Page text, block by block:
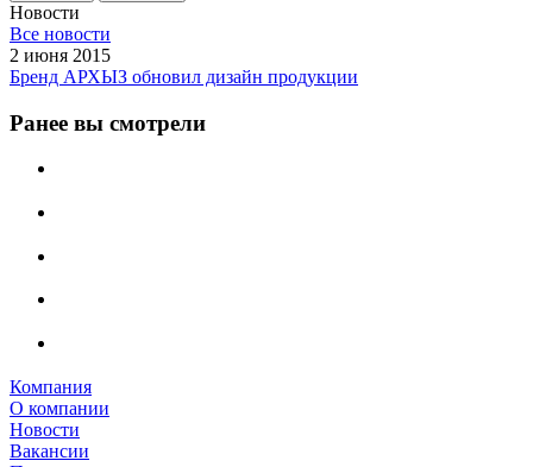
Новости
Все новости
2 июня 2015
Бренд АРХЫЗ обновил дизайн продукции
Ранее вы смотрели
Компания
О компании
Новости
Вакансии